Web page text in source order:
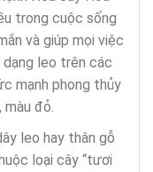
trong cuộc sống
và giúp mọi việc
leo trên các
mạnh phong thủy
màu đỏ.
leo hay thân gỗ
loại cây “tươi